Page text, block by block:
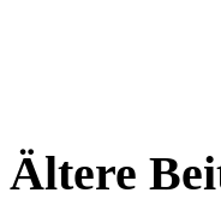
Ältere